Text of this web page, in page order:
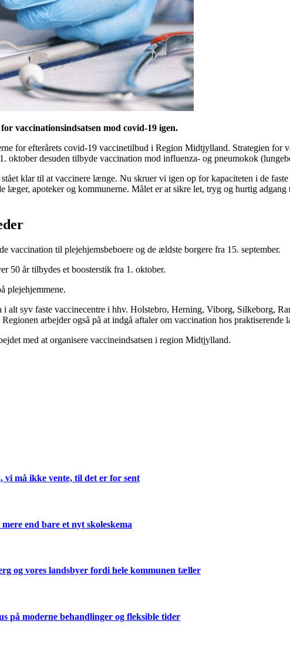
vaccinationsindsatsen mod covid-19 igen.
for efterårets covid-19 vaccinetilbud i Region Midtjylland. Strategien for
oktober desuden tilbyde vaccination mod influenza- og pneumokok
klar til at vaccinere længe. Nu skruer vi igen op for kapaciteten i de
læger, apoteker og kommunerne. Målet er at sikre let, tryg og hurtig
vaccination til plejehjemsbeboere og de ældste borgere fra 15. september.
50 år tilbydes et boosterstik fra 1. oktober.
plejehjemmene.
alt syv faste vaccinecentre i hhv. Holstebro, Herning, Viborg, Silkeborg,
arbejder også på at indgå aftaler om vaccination hos
med at organisere vaccineindsatsen i region Midtjylland.
vi må ikke vente, til det er for sent
end bare et nyt skoleskema
og vores landsbyer fordi hele kommunen tæller
på moderne behandlinger og fleksible tider